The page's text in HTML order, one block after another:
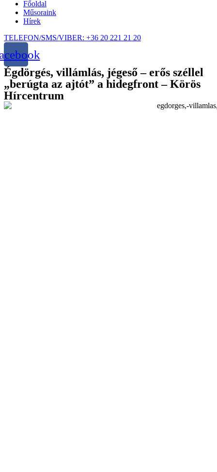
Főoldal
Műsoraink
Hírek
TELEFON/SMS/VIBER: +36 20 221 21 20
Égdörgés, villámlás, jégeső – erős széllel
„berúgta az ajtót” a hidegfront – Körös
Hírcentrum